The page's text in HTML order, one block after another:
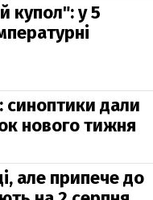
купол": у 5
синоптики дали
нового тижня
але припече до